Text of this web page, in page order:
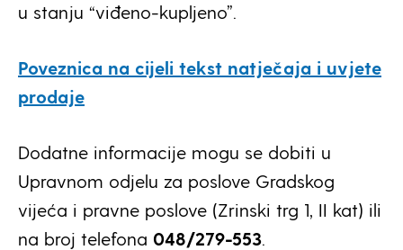
u stanju “viđeno-kupljeno”.
Poveznica na cijeli tekst natječaja i uvjete
prodaje
Dodatne informacije mogu se dobiti u
Upravnom odjelu za poslove Gradskog
vijeća i pravne poslove (Zrinski trg 1, II kat) ili
na broj telefona 048/279-553.